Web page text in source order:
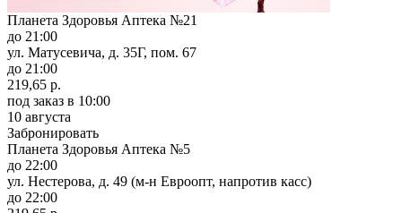
Планета Здоровья Аптека №21
до 21:00
ул. Матусевича, д. 35Г, пом. 67
до 21:00
219,65 р.
под заказ в 10:00
10 августа
Забронировать
Планета Здоровья Аптека №5
до 22:00
ул. Нестерова, д. 49 (м-н Евроопт, напротив касс)
до 22:00